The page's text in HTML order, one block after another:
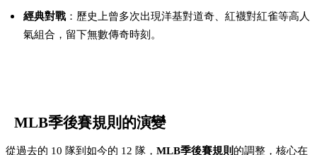
經典對戰：歷史上曾多次出現洋基對道奇、紅襪對紅雀等高人
氣組合，留下無數傳奇時刻。
MLB季後賽規則的演變
從過去的 10 隊到如今的 12 隊， MLB季後賽規則 的調整，核心在